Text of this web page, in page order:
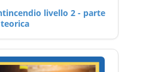
livello 2 - parte
teorica